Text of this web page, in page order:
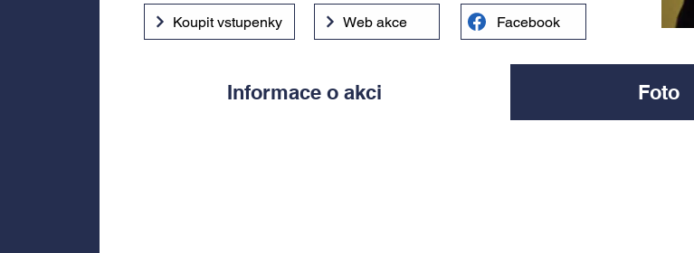
Koupit vstupenky Web akce Facebook
Informace o akci Foto